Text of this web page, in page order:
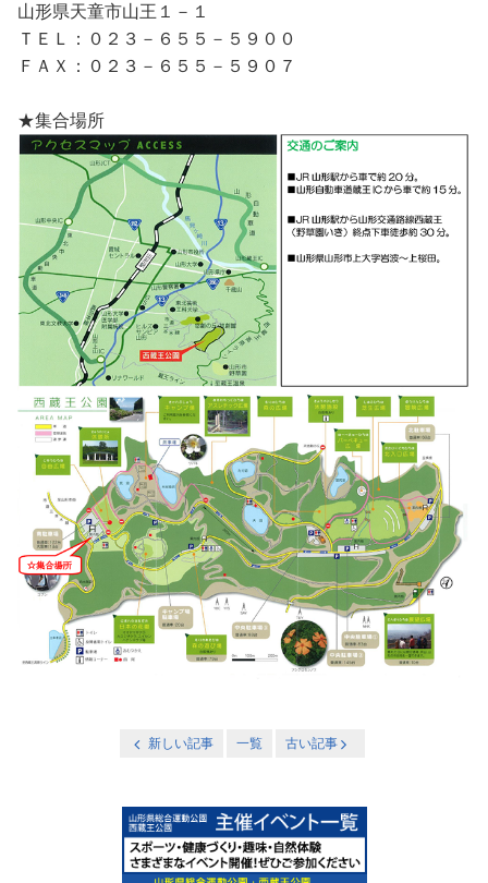
山形県天童市山王１－１
ＴＥＬ：０２３－６５５－５９００
ＦＡＸ：０２３－６５５－５９０７
★集合場所
新しい記事 一覧 古い記事